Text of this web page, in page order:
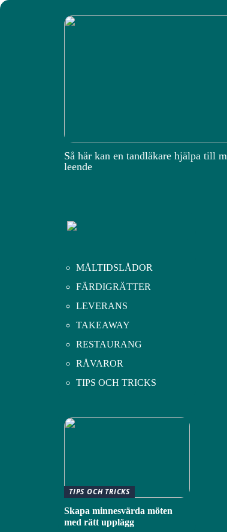
Så här kan en tandläkare hjälpa till
leende
MÅLTIDSLÅDOR
FÄRDIGRÄTTER
LEVERANS
TAKEAWAY
RESTAURANG
RÅVAROR
TIPS OCH TRICKS
TIPS OCH TRICKS
Skapa minnesvärda möten
med rätt upplägg